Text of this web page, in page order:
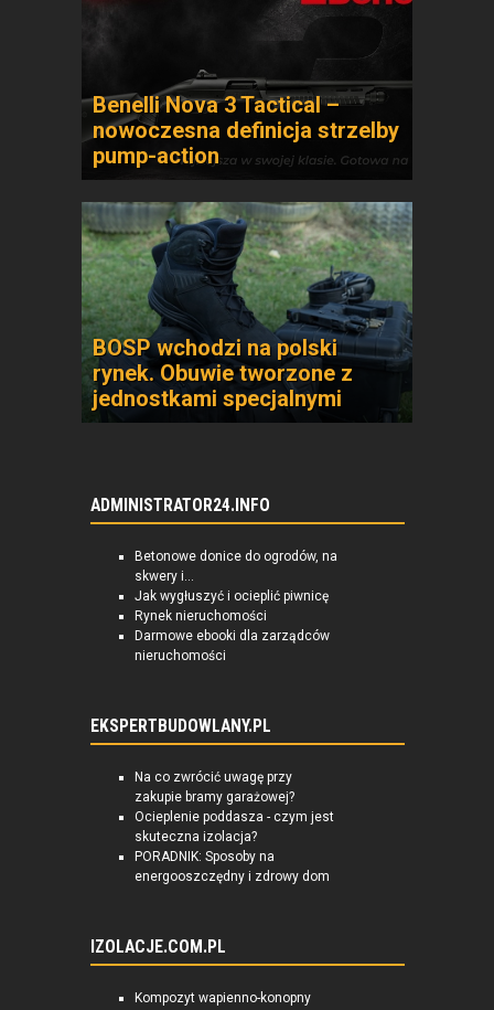
Benelli Nova 3 Tactical –
nowoczesna definicja strzelby
pump-action
BOSP wchodzi na polski
rynek. Obuwie tworzone z
jednostkami specjalnymi
ADMINISTRATOR24.INFO
Betonowe donice do ogrodów, na
skwery i...
Jak wygłuszyć i ocieplić piwnicę
Rynek nieruchomości
Darmowe ebooki dla zarządców
nieruchomości
EKSPERTBUDOWLANY.PL
Na co zwrócić uwagę przy
zakupie bramy garażowej?
Ocieplenie poddasza - czym jest
skuteczna izolacja?
PORADNIK: Sposoby na
energooszczędny i zdrowy dom
IZOLACJE.COM.PL
Kompozyt wapienno-konopny